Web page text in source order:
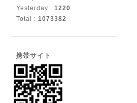
Yesterday : 1220
Total : 1073382
携帯サイト